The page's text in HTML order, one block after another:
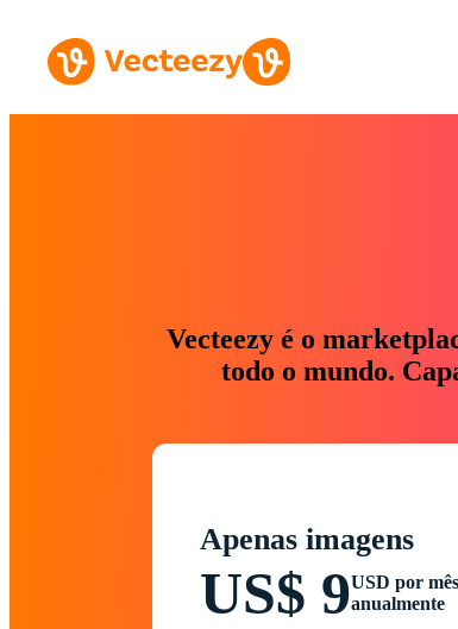
Vecteezy é o
todo o mundo.
Apenas imagens
US$ 9USD por
anualmente